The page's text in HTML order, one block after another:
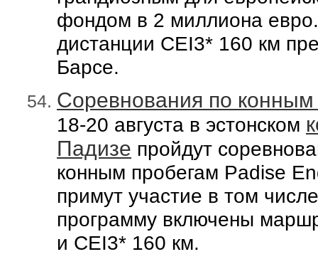
фондом в 2 миллиона
дистанции CEI3* 160 км
Барсе.
Соревнования по
18-20 августа в эстонском
Падизе пройдут
конным пробегам Padise
примут участие в том
программу включены
и CEI3* 160 км.